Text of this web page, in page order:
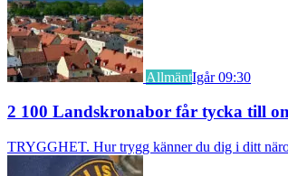
AllmäntIgår 09:30
2 100 Landskronabor får tycka till
TRYGGHET. Hur trygg känner du dig i ditt